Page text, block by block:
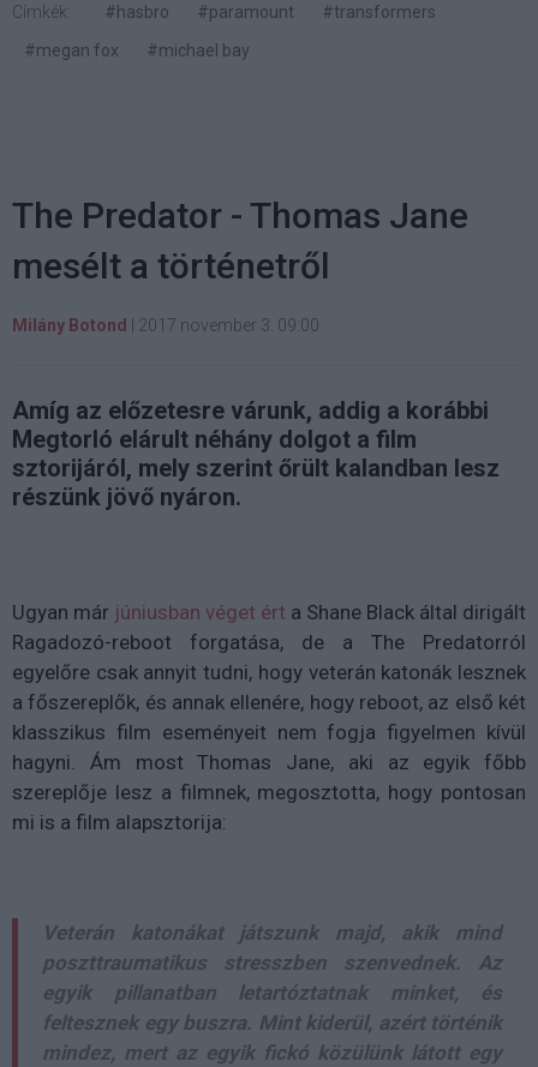
Címkék: #hasbro #paramount
#transformers
#megan fox
#michael bay
The Predator - Thomas Jane
mesélt a történetről
Milány Botond 2017 november 3. 09:00
Amíg az előzetesre várunk, addig a korábbi
Megtorló elárult néhány dolgot a film
sztorijáról, mely szerint őrült kalandban lesz
részünk jövő nyáron.
Ugyan már júniusban véget ért a Shane Black által dirigált
Ragadozó-reboot forgatása, de a The Predatorról
egyelőre csak annyit tudni, hogy veterán katonák lesznek
a főszereplők, és annak ellenére, hogy reboot, az első két
klasszikus film eseményeit nem fogja figyelmen kívül
hagyni. Ám most Thomas Jane, aki az egyik főbb
szereplője lesz a filmnek, megosztotta, hogy pontosan
mi is a film alapsztorija:
Veterán katonákat játszunk majd, akik mind
poszttraumatikus stresszben szenvednek. Az
egyik pillanatban letartóztatnak minket, és
feltesznek egy buszra. Mint kiderül, azért történik
mindez, mert az egyik fickó közülünk látott egy